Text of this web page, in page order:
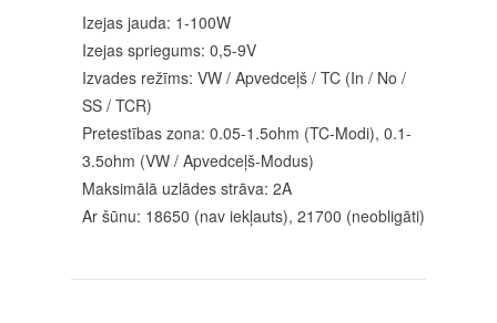
Izejas jauda: 1-100W
Izejas spriegums: 0,5-9V
Izvades režīms: VW / Apvedceļš / TC (In / No /
SS / TCR)
Pretestības zona: 0.05-1.5ohm (TC-Modi), 0.1-
3.5ohm (VW / Apvedceļš-Modus)
Maksimālā uzlādes strāva: 2A
Ar šūnu: 18650 (nav iekļauts), 21700 (neobligāti)